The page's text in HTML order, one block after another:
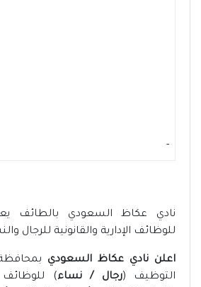
-
نادي عكاظ السعودي بالطائف
للوظائف الإدارية والقانونية للرجال
اعلن نادي عكاظ السعودي
التوظيف (رجال / نساء) للوظائف